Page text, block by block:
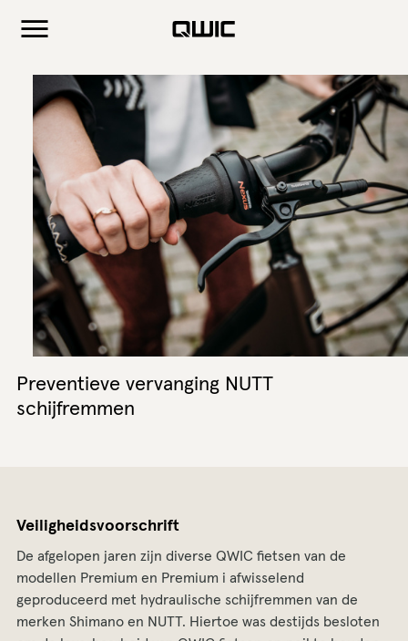
Preventieve vervanging NUTT
schijfremmen
Veiligheidsvoorschrift
De afgelopen jaren zijn diverse QWIC fietsen van de
modellen Premium en Premium i afwisselend
geproduceerd met hydraulische schijfremmen van de
merken Shimano en NUTT. Hiertoe was destijds besloten